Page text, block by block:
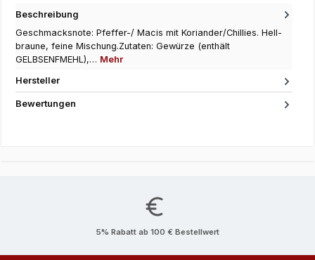
Beschreibung
Geschmacksnote: Pfeffer-/ Macis mit Koriander/Chillies. Hell-
braune, feine Mischung.Zutaten: Gewürze (enthält
GELBSENFMEHL),… Mehr
Hersteller
Bewertungen
5% Rabatt ab 100 € Bestellwert